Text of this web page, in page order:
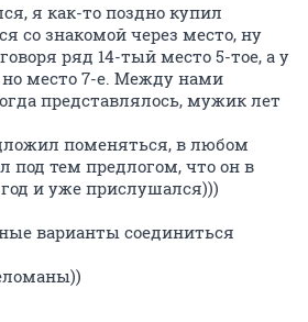
я как-то поздно купил
со знакомой через место, ну
ряд 14-тый место 5-тое, а у
место 7-е. Между нами
представлялось, мужик лет
поменяться, в любом
под тем предлогом, что он в
и уже прислушался)))
варианты соединиться